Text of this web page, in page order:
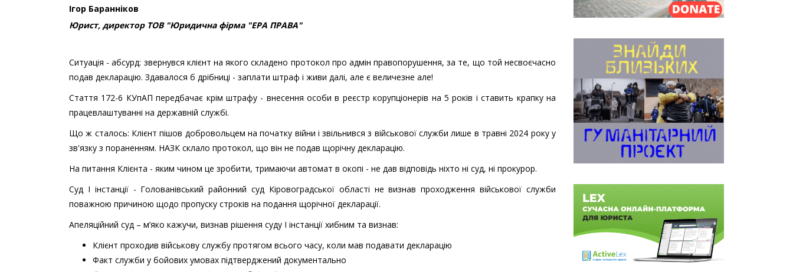
Ігор Баранніков
Юрист, директор ТОВ "Юридична фірма "ЕРА ПРАВА"
Ситуація - абсурд: звернувся клієнт на якого складено протокол про адмін правопорушення, за те, що той несвоєчасно
подав декларацію. Здавалося б дрібниці - заплати штраф і живи далі, але є величезне але!
Стаття 172-6 КУпАП передбачає крім штрафу - внесення особи в реєстр корупціонерів на 5 років і ставить крапку на
працевлаштуванні на державній службі.
Що ж сталось: Клієнт пішов добровольцем на початку війни і звільнився з військової служби лише в травні 2024 року у
зв'язку з пораненням. НАЗК склало протокол, що він не подав щорічну декларацію.
На питання Клієнта - яким чином це зробити, тримаючи автомат в окопі - не дав відповідь ніхто ні суд, ні прокурор.
Суд І інстанції - Голованівський районний суд Кіровоградської області не визнав проходження військової служби
поважною причиною щодо пропуску строків на подання щорічної декларації.
Апеляційний суд – м’яко кажучи, визнав рішення суду І інстанції хибним та визнав:
Клієнт проходив військову службу протягом всього часу, коли мав подавати декларацію
Факт служби у бойових умовах підтверджений документально